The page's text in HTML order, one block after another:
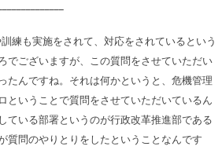
も実施をされて、対応をされているという
でございますが、この質問をさせていただい
たんですね。それは何かというと、危機管理
ということで質問をさせていただいているん
ている部署というのが行政改革推進部である
質問のやりとりをしたということなんです